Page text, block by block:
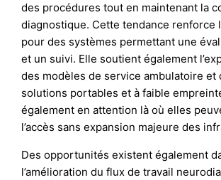
des procédures tout en maintenant la
diagnostique. Cette tendance renforce
pour des systèmes permettant une
et un suivi. Elle soutient également
des modèles de service ambulatoire et
solutions portables et à faible
également en attention là où elles
l’accès sans expansion majeure des
Des opportunités existent également
l’amélioration du flux de travail